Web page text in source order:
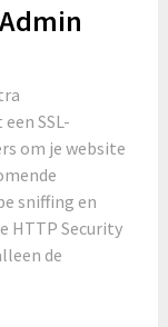
SSL-
om je website
sniffing en
HTTP Security
de